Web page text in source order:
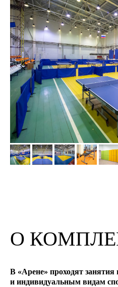
О
В «Арене» проходят
и индивидуальным видам